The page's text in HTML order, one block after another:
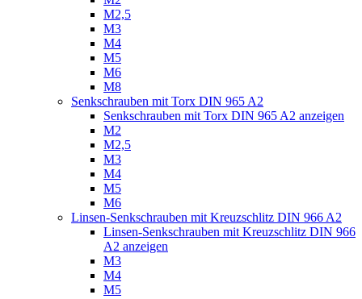
M2,5
M3
M4
M5
M6
M8
Senkschrauben mit Torx DIN 965 A2
Senkschrauben mit Torx DIN 965 A2 anzeigen
M2
M2,5
M3
M4
M5
M6
Linsen-Senkschrauben mit Kreuzschlitz DIN 966 A2
Linsen-Senkschrauben mit Kreuzschlitz DIN 966
A2 anzeigen
M3
M4
M5